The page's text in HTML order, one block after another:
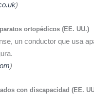
)
ortopédicos (EE. UU.)
un conductor que usa
)
con discapacidad (EE.